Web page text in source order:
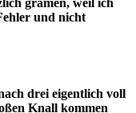
und nicht
drei eigentlich voll
Knall kommen